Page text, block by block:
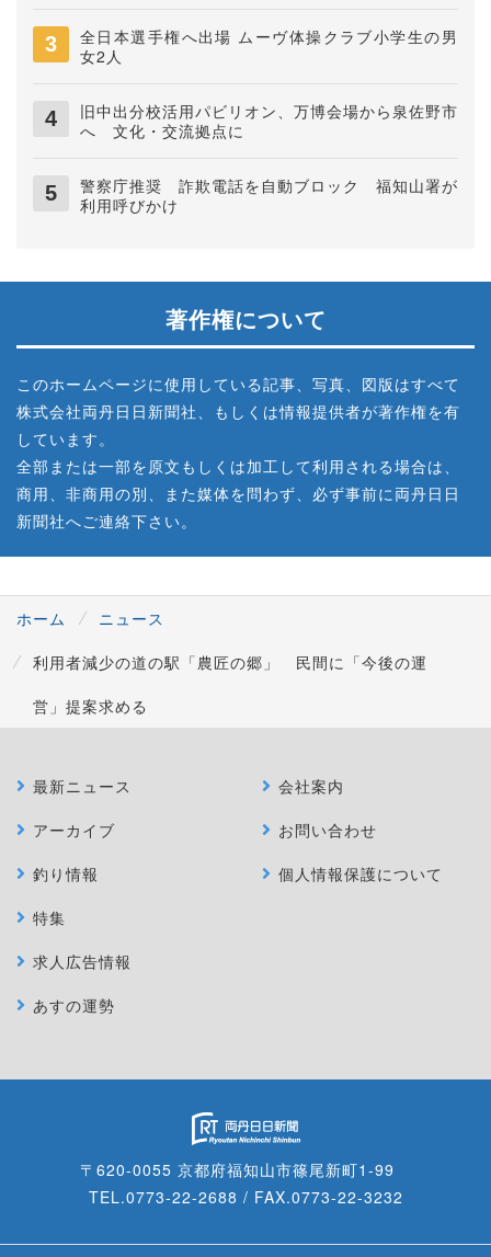
全日本選手権へ出場 ムーヴ体操クラブ小学生の男
女2人
旧中出分校活用パビリオン、万博会場から泉佐野市
へ 文化・交流拠点に
警察庁推奨 詐欺電話を自動ブロック 福知山署が
利用呼びかけ
著作権について
このホームページに使用している記事、写真、図版はすべて
株式会社両丹日日新聞社、もしくは情報提供者が著作権を有
しています。
全部または一部を原文もしくは加工して利用される場合は、
商用、非商用の別、また媒体を問わず、必ず事前に両丹日日
新聞社へご連絡下さい。
ホーム
ニュース
利用者減少の道の駅「農匠の郷」 民間に「今後の運
営」提案求める
最新ニュース
アーカイブ
釣り情報
特集
求人広告情報
あすの運勢
会社案内
お問い合わせ
個人情報保護について
〒620-0055 京都府福知山市篠尾新町1-99
TEL.0773-22-2688 / FAX.0773-22-3232